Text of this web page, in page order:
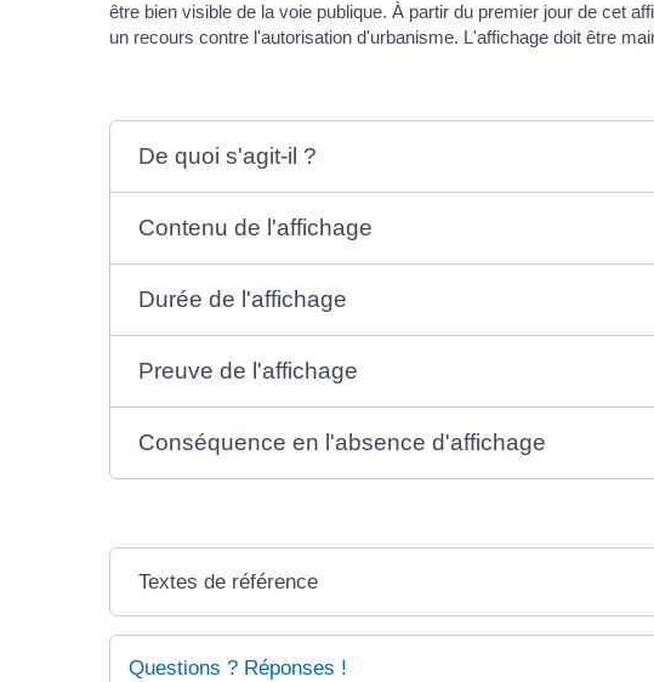
être bien visible de la voie publique. À partir du premier jour de cet
un recours contre l'autorisation d'urbanisme. L'affichage doit être
De quoi s'agit-il ?
Contenu de l'affichage
Durée de l'affichage
Preuve de l'affichage
Conséquence en l'absence d'affichage
Textes de référence
Questions ? Réponses !